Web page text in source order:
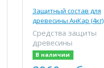
Защитный состав для
древесины АнКар (4кг)
Средства защиты
древесины
В наличии